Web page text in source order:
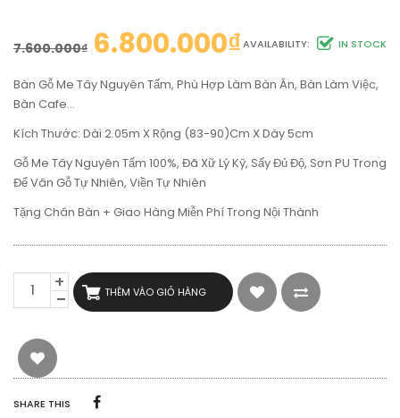
7.600.000₫ 6.800.000₫AVAILABILITY: IN STOCK
Bàn Gỗ Me Tây Nguyên Tấm, Phù Hợp Làm Bàn Ăn, Bàn Làm Việc,
Bàn Cafe…
Kích Thước: Dài 2.05m X Rộng (83-90)cm X Dày 5cm
Gỗ Me Tây Nguyên Tấm 100%, Đã Xữ Lý Kỹ, Sấy Đủ Độ, Sơn PU Trong
Để Vân Gỗ Tự Nhiên, Viền Tự Nhiên
Tặng Chân Bàn + Giao Hàng Miễn Phí Trong Nội Thành
NGUYÊN
ME
TÂY
2M05
LƯỢNG
THÊM VÀO GIỎ HÀNG
SHARE THIS